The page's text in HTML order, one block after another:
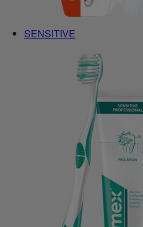
SENSITIVE